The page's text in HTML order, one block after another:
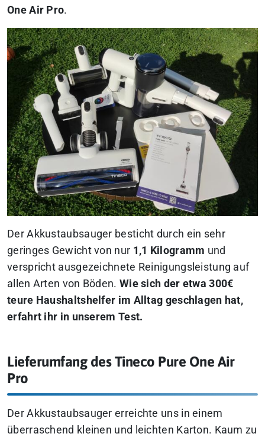
One Air Pro.
Der Akkustaubsauger besticht durch ein sehr
geringes Gewicht von nur 1,1 Kilogramm und
verspricht ausgezeichnete Reinigungsleistung auf
allen Arten von Böden. Wie sich der etwa 300€
teure Haushaltshelfer im Alltag geschlagen hat,
erfahrt ihr in unserem Test.
Lieferumfang des Tineco Pure One Air
Pro
Der Akkustaubsauger erreichte uns in einem
überraschend kleinen und leichten Karton. Kaum zu